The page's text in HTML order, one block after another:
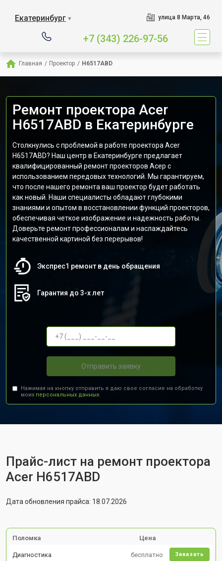
Екатеринбург ▼ улица 8 Марта, 46
+7 (343) 226-97-56
Главная / Проектор / H6517ABD
Ремонт проектора Acer
H6517ABD в Екатеринбурге
Столкнулись с проблемой в работе проектора Acer
H6517ABD? Наш центр в Екатеринбурге предлагает
квалифицированный ремонт проекторов Асер с
использованием передовых технологий. Мы гарантируем,
что после нашего ремонта ваш проектор будет работать
как новый. Наши специалисты обладают глубокими
знаниями и опытом в восстановлении функций проекторов,
обеспечивая четкое изображение и надежность работы.
Доверьте ремонт профессионалам и наслаждайтесь
качественной картиной без перерывов!
Экспрес1 ремонт в день обращения
Гарантия до 3-х лет
Отправить заявку
Нажимая на кнопку отправить я даю свое согласие на обработку
моих персональных данных.
Прайс-лист на ремонт проектора
Acer H6517ABD
Дата обновления прайса: 18.07.2026
Поломка Цена
Диагностика бесплатно Заказать